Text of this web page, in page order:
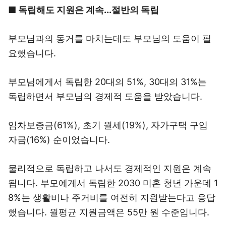
■ 독립해도 지원은 계속...절반의 독립
부모님과의 동거를 마치는데도 부모님의 도움이 필
요했습니다.
부모님에게서 독립한 20대의 51%, 30대의 31%는
독립하면서 부모님의 경제적 도움을 받았습니다.
임차보증금(61%), 초기 월세(19%), 자가구택 구입
자금(16%) 순이었습니다.
물리적으로 독립하고 나서도 경제적인 지원은 계속
됩니다. 부모에게서 독립한 2030 미혼 청년 가운데 1
8%는 생활비나 주거비를 여전히 지원받는다고 응답
했습니다. 월평균 지원금액은 55만 원 수준입니다.